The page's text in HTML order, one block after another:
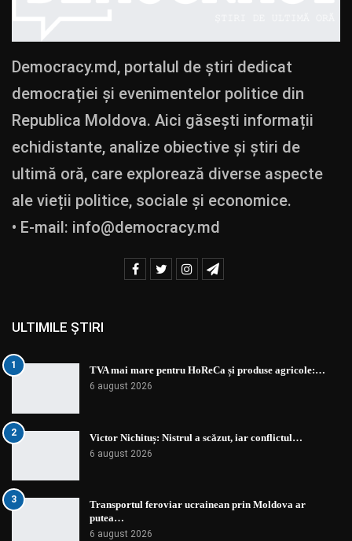
Democracy.md, portalul de știri dedicat
democrației și evenimentelor politice din
Republica Moldova. Aici găsești informații
echidistante, analize obiective și știri de
ultimă oră, care explorează diverse aspecte
ale vieții politice, sociale și economice.
• E-mail: info@democracy.md
ULTIMILE ȘTIRI
1 TVA mai mare pentru HoReCa și produse agricole:…
6 august 2026
2 Victor Nichituș: Nistrul a scăzut, iar conflictul…
6 august 2026
3
Transportul feroviar ucrainean prin Moldova ar
putea…
6 august 2026